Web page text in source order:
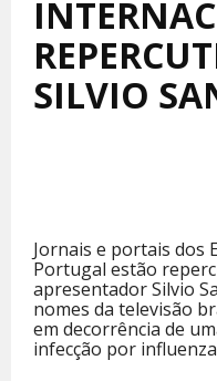
SILVIO
Jornais e portais dos
Portugal estão
apresentador Silvio
nomes da televisão
em decorrência de
infecção por